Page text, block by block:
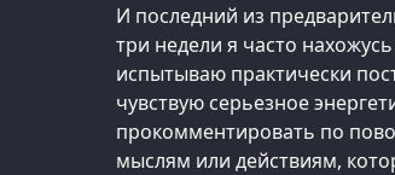
И последний из
три недели я часто
испытываю практически
чувствую серьезное
прокомментировать по
мыслям или действиям,